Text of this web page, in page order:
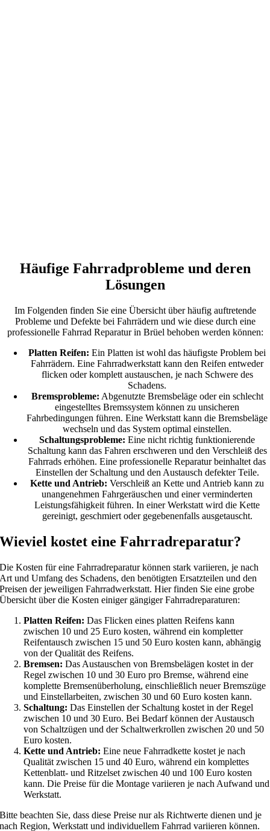
Häufige Fahrradprobleme und deren
Lösungen
Im Folgenden finden Sie eine Übersicht über häufig auftretende
Probleme und Defekte bei Fahrrädern und wie diese durch eine
professionelle Fahrrad Reparatur in Brüel behoben werden können:
Platten Reifen: Ein Platten ist wohl das häufigste Problem bei
Fahrrädern. Eine Fahrradwerkstatt kann den Reifen entweder
flicken oder komplett austauschen, je nach Schwere des
Schadens.
Bremsprobleme: Abgenutzte Bremsbeläge oder ein schlecht
eingestelltes Bremssystem können zu unsicheren
Fahrbedingungen führen. Eine Werkstatt kann die Bremsbeläge
wechseln und das System optimal einstellen.
Schaltungsprobleme: Eine nicht richtig funktionierende
Schaltung kann das Fahren erschweren und den Verschleiß des
Fahrrads erhöhen. Eine professionelle Reparatur beinhaltet das
Einstellen der Schaltung und den Austausch defekter Teile.
Kette und Antrieb: Verschleiß an Kette und Antrieb kann zu
unangenehmen Fahrgeräuschen und einer verminderten
Leistungsfähigkeit führen. In einer Werkstatt wird die Kette
gereinigt, geschmiert oder gegebenenfalls ausgetauscht.
Wieviel kostet eine Fahrradreparatur?
Die Kosten für eine Fahrradreparatur können stark variieren, je nach
Art und Umfang des Schadens, den benötigten Ersatzteilen und den
Preisen der jeweiligen Fahrradwerkstatt. Hier finden Sie eine grobe
Übersicht über die Kosten einiger gängiger Fahrradreparaturen:
Platten Reifen: Das Flicken eines platten Reifens kann
zwischen 10 und 25 Euro kosten, während ein kompletter
Reifentausch zwischen 15 und 50 Euro kosten kann, abhängig
von der Qualität des Reifens.
Bremsen: Das Austauschen von Bremsbelägen kostet in der
Regel zwischen 10 und 30 Euro pro Bremse, während eine
komplette Bremsenüberholung, einschließlich neuer Bremszüge
und Einstellarbeiten, zwischen 30 und 60 Euro kosten kann.
Schaltung: Das Einstellen der Schaltung kostet in der Regel
zwischen 10 und 30 Euro. Bei Bedarf können der Austausch
von Schaltzügen und der Schaltwerkrollen zwischen 20 und 50
Euro kosten.
Kette und Antrieb: Eine neue Fahrradkette kostet je nach
Qualität zwischen 15 und 40 Euro, während ein komplettes
Kettenblatt- und Ritzelset zwischen 40 und 100 Euro kosten
kann. Die Preise für die Montage variieren je nach Aufwand und
Werkstatt.
Bitte beachten Sie, dass diese Preise nur als Richtwerte dienen und je
nach Region, Werkstatt und individuellem Fahrrad variieren können.